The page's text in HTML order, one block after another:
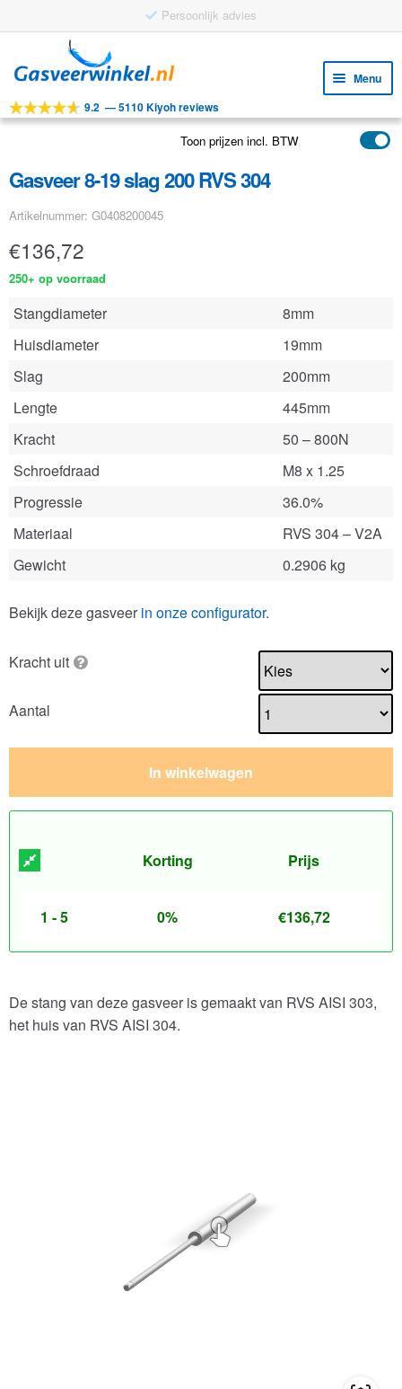
Persoonlijk advies
door
navigatie
naar
inhoud
Menu
Tools
Toepassingen
Klantenservice
FAQ
9.2 —5110 Kiyoh reviews
Toon prijzen incl. BTW
Gasveer 8-19 slag 200 RVS 304
Artikelnummer: G0408200045
€136,72
250+ op voorraad
Stangdiameter
8mm
Huisdiameter
19mm
Slag
200mm
Lengte
445mm
Kracht
50 – 800N
Schroefdraad
M8 x 1.25
Progressie
36.0%
Materiaal
RVS 304 – V2A
Gewicht
0.2906 kg
Bekijk deze gasveer in onze configurator.
Kracht uit
Aantal
In winkelwagen
Korting Prijs
1 - 5 0% €136,72
De stang van deze gasveer is gemaakt van RVS AISI 303,
het huis van RVS AISI 304.